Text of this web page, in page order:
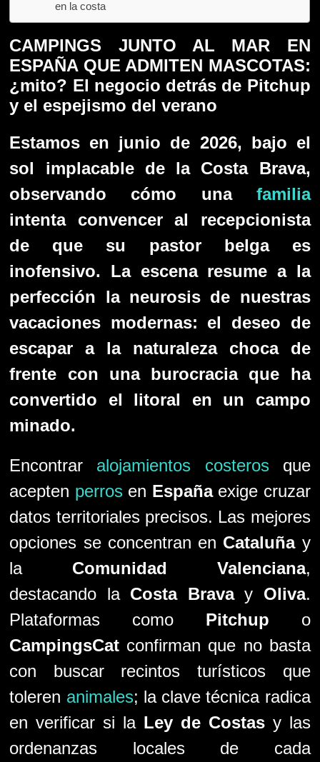
en la costa
CAMPINGS JUNTO AL MAR EN
ESPAÑA QUE ADMITEN MASCOTAS:
¿mito? El negocio detrás de Pitchup
y el espejismo del verano
Estamos en junio de 2026, bajo el
sol implacable de la Costa Brava,
observando cómo una familia
intenta convencer al recepcionista
de que su pastor belga es
inofensivo. La escena resume a la
perfección la neurosis de nuestras
vacaciones modernas: el deseo de
escapar a la naturaleza choca de
frente con una burocracia que ha
convertido el litoral en un campo
minado.
Encontrar alojamientos costeros que
acepten perros en Españaexige cruzar
datos territoriales precisos. Las mejores
opciones se concentran en Cataluñay
la Comunidad Valenciana,
destacando la Costa Bravay Oliva.
Plataformas como Pitchup o
CampingsCat confirman que no basta
con buscar recintos turísticos que
toleren animales; la clave técnica radica
en verificar si la Ley de Costasy las
ordenanzas locales de cada